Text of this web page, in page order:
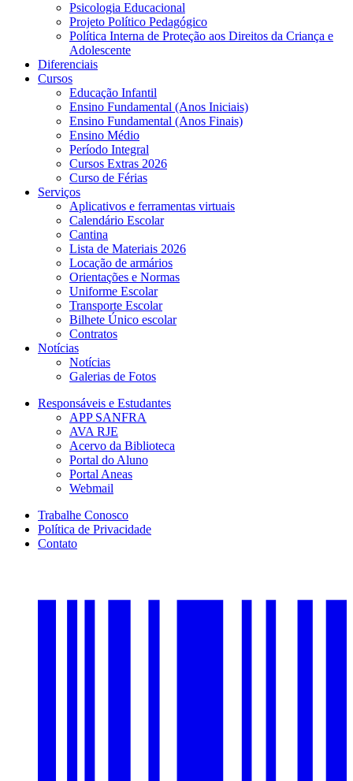
Psicologia Educacional
Projeto Político Pedagógico
Política Interna de Proteção aos Direitos da Criança e
Adolescente
Diferenciais
Cursos
Educação Infantil
Ensino Fundamental (Anos Iniciais)
Ensino Fundamental (Anos Finais)
Ensino Médio
Período Integral
Cursos Extras 2026
Curso de Férias
Serviços
Aplicativos e ferramentas virtuais
Calendário Escolar
Cantina
Lista de Materiais 2026
Locação de armários
Orientações e Normas
Uniforme Escolar
Transporte Escolar
Bilhete Único escolar
Contratos
Notícias
Notícias
Galerias de Fotos
Responsáveis e Estudantes
APP SANFRA
AVA RJE
Acervo da Biblioteca
Portal do Aluno
Portal Aneas
Webmail
Trabalhe Conosco
Política de Privacidade
Contato